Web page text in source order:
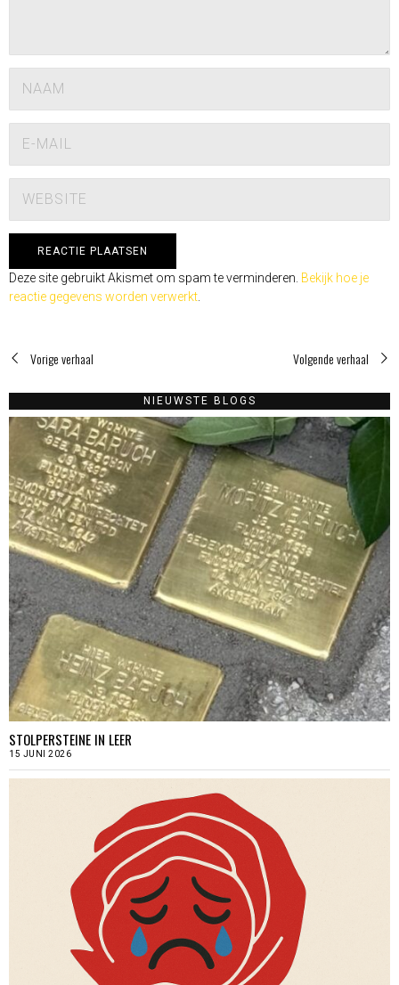
Deze site gebruikt Akismet om spam te verminderen. Bekijk hoe je
reactie gegevens worden verwerkt
Vorige verhaal Volgende verhaal
NIEUWSTE BLOGS
STOLPERSTEINE IN LEER
15 JUNI 2026